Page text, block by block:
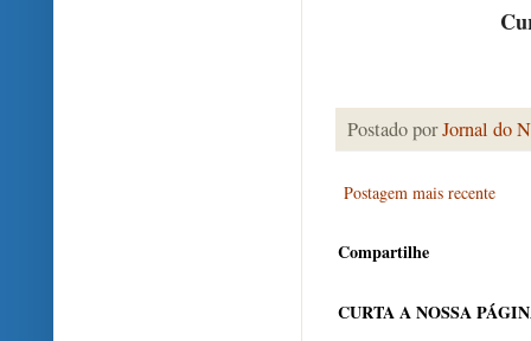
Postado porJornal do
Postagem mais recente
Compartilhe
CURTA A NOSSA